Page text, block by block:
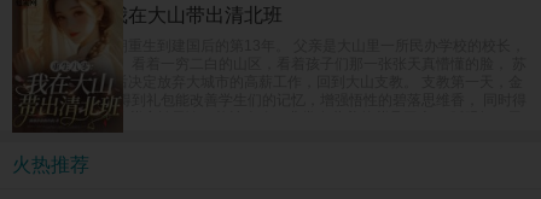
重生八零：我在大山带出清北班
女富豪苏茵茵一朝重生到建国后的第13年。 父亲是大山里一所民办学校的校长，
也是唯一的老师。 看着一穷二白的山区，看着孩子们那一张张天真懵懂的脸， 苏
茵茵在完成学业后决定放弃大城市的高薪工作，回到大山支教。 支教第一天，金
手指系统上线。 得到礼包能改善学生们的记忆，增强悟性的碧落思维香， 同时得
到了能强身健体的紫府转元诀，能让人吃了非常有营养的紫晶玉米， 眨眼间，民
办小学升级成民办中学，父女俩教出来的学生一个个进城拿竞赛名次，毕业班高
考生一个个上了清北！ 全国人民震惊，纷纷发来贺电，“苏老师，明年我能把孩子
转过来吗？大山的修路费我包了！”
火热推荐